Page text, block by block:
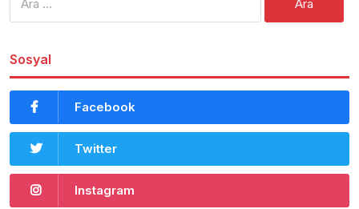
Sosyal
Facebook
Twitter
Instagram